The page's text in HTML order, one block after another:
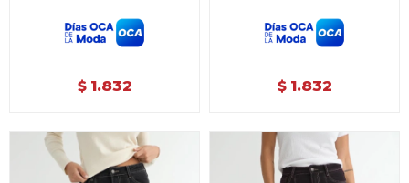
$ 1.832 $ 1.832